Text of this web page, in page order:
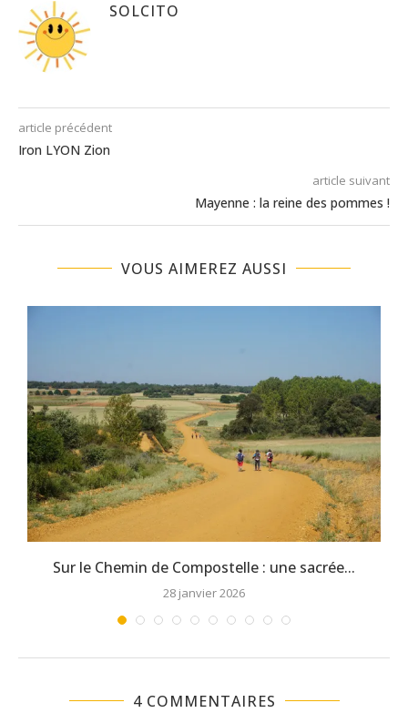
SOLCITO
article précédent
Iron LYON Zion
article suivant
Mayenne : la reine des pommes !
VOUS AIMEREZ AUSSI
Sur le Chemin de Compostelle : une sacrée...
28 janvier 2026
4 COMMENTAIRES